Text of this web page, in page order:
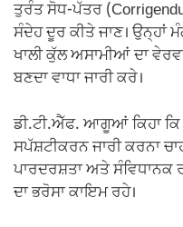
ਤੁਰੰਤ ਸੋਧ-ਪੱਤਰ
ਸੰਦੇਹ ਦੂਰ ਕੀਤੇ ਜਾਣ। ਉਨ੍ਹਾਂ
ਖਾਲੀ ਕੁੱਲ ਅਸਾਮੀਆਂ ਦਾ
ਬਣਦਾ ਵਾਧਾ ਜਾਰੀ ਕਰੇ।
ਡੀ.ਟੀ.ਐੱਫ. ਆਗੂਆਂ ਕਿਹਾ
ਸਪੱਸ਼ਟੀਕਰਨ ਜਾਰੀ ਕਰਨਾ
ਪਾਰਦਰਸ਼ਤਾ ਅਤੇ ਸੰਵਿਧਾਨਕ
ਦਾ ਭਰੋਸਾ ਕਾਇਮ ਰਹੇ।